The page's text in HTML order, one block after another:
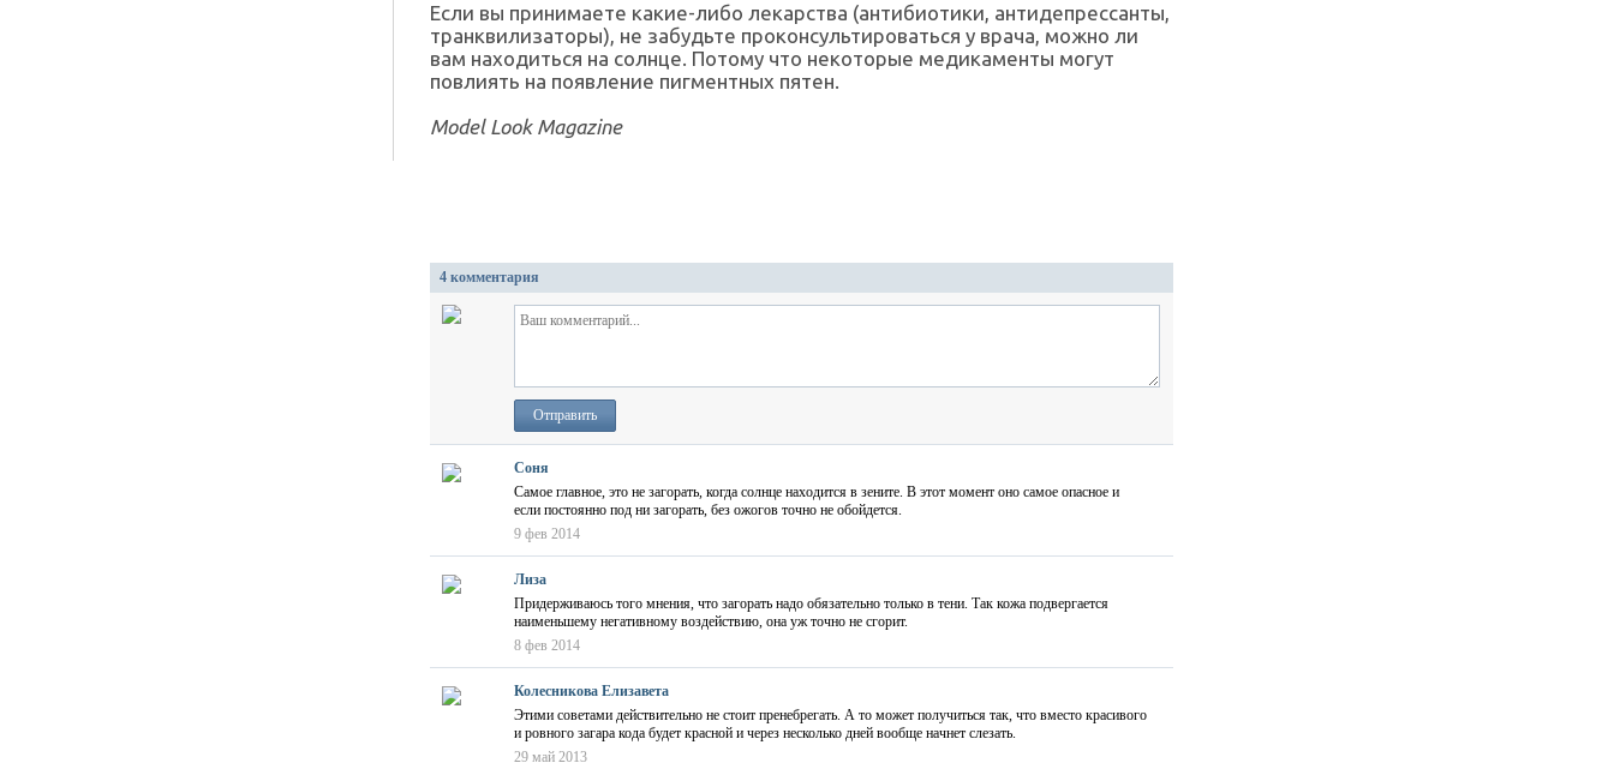
Если вы принимаете какие-либо лекарства (антибиотики, антидепрессанты,
транквилизаторы), не забудьте проконсультироваться у врача, можно ли
вам находиться на солнце. Потому что некоторые медикаменты могут
повлиять на появление пигментных пятен.
Model Look Magazine
4 комментария
Отправить
Соня
Самое главное, это не загорать, когда солнце находится в зените. В этот момент оно самое опасное и
если постоянно под ни загорать, без ожогов точно не обойдется.
9 фев 2014
Лиза
Придерживаюсь того мнения, что загорать надо обязательно только в тени. Так кожа подвергается
наименьшему негативному воздействию, она уж точно не сгорит.
8 фев 2014
Колесникова Елизавета
Этими советами действительно не стоит пренебрегать. А то может получиться так, что вместо красивого
и ровного загара кода будет красной и через несколько дней вообще начнет слезать.
29 май 2013